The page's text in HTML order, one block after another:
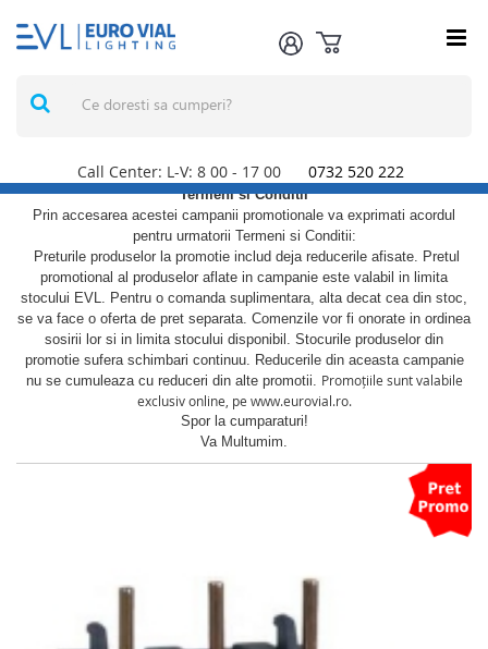
Call Center: L-V: 8 00 - 17 00 0732 520 222
Termeni si Conditii
Prin accesarea acestei campanii promotionale va exprimati acordul
pentru urmatorii Termeni si Conditii:
Preturile produselor la promotie includ deja reducerile afisate. Pretul
promotional al produselor aflate in campanie este valabil in limita
stocului EVL. Pentru o comanda suplimentara, alta decat cea din stoc,
se va face o oferta de pret separata. Comenzile vor fi onorate in ordinea
sosirii lor si in limita stocului disponibil. Stocurile produselor din
promotie sufera schimbari continuu. Reducerile din aceasta campanie
nu se cumuleaza cu reduceri din alte promotii. Promoțiile sunt valabile
exclusiv online, pe www.eurovial.ro.
Spor la cumparaturi!
Va Multumim.